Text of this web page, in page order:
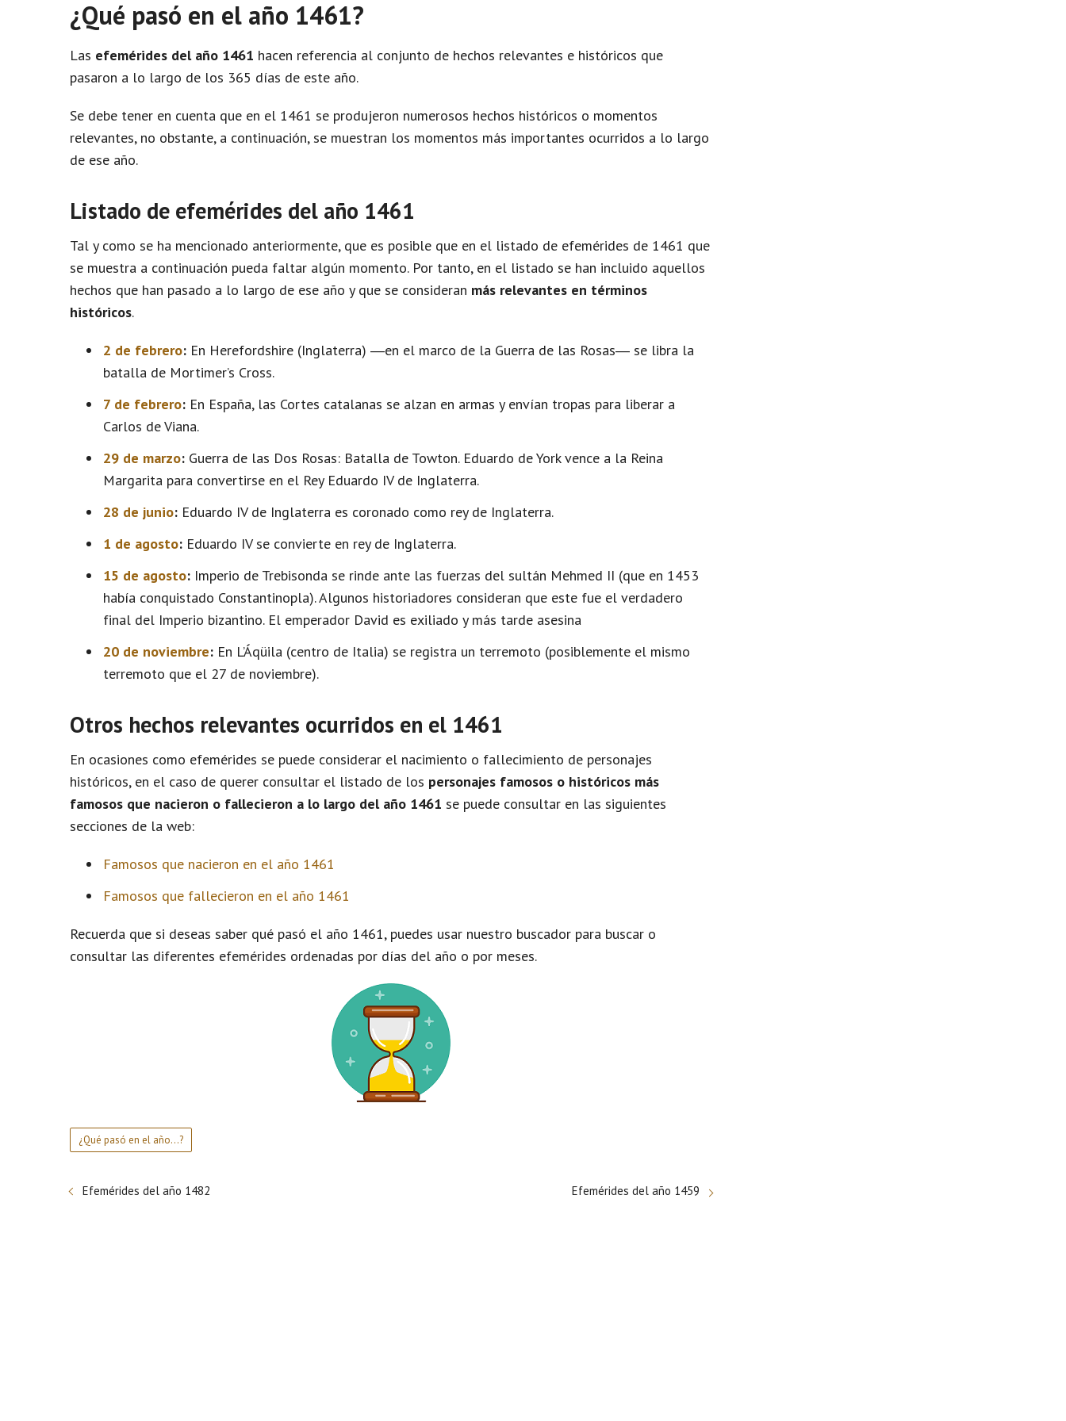
¿Qué pasó en el año 1461?
Las efemérides del año 1461 hacen referencia al conjunto de hechos relevantes e históricos que
pasaron a lo largo de los 365 días de este año.
Se debe tener en cuenta que en el 1461 se produjeron numerosos hechos históricos o momentos
relevantes, no obstante, a continuación, se muestran los momentos más importantes ocurridos a lo largo
de ese año.
Listado de efemérides del año 1461
Tal y como se ha mencionado anteriormente, que es posible que en el listado de efemérides de 1461 que
se muestra a continuación pueda faltar algún momento. Por tanto, en el listado se han incluido aquellos
hechos que han pasado a lo largo de ese año y que se consideran más relevantes en términos
históricos.
2 de febrero: En Herefordshire (Inglaterra) ―en el marco de la Guerra de las Rosas― se libra la
batalla de Mortimer’s Cross.
7 de febrero: En España, las Cortes catalanas se alzan en armas y envían tropas para liberar a
Carlos de Viana.
29 de marzo: Guerra de las Dos Rosas: Batalla de Towton. Eduardo de York vence a la Reina
Margarita para convertirse en el Rey Eduardo IV de Inglaterra.
28 de junio: Eduardo IV de Inglaterra es coronado como rey de Inglaterra.
1 de agosto: Eduardo IV se convierte en rey de Inglaterra.
15 de agosto: Imperio de Trebisonda se rinde ante las fuerzas del sultán Mehmed II (que en 1453
había conquistado Constantinopla). Algunos historiadores consideran que este fue el verdadero
final del Imperio bizantino. El emperador David es exiliado y más tarde asesina
20 de noviembre: En L’Áqüila (centro de Italia) se registra un terremoto (posiblemente el mismo
terremoto que el 27 de noviembre).
Otros hechos relevantes ocurridos en el 1461
En ocasiones como efemérides se puede considerar el nacimiento o fallecimiento de personajes
históricos, en el caso de querer consultar el listado de los personajes famosos o históricos más
famosos que nacieron o fallecieron a lo largo del año 1461 se puede consultar en las siguientes
secciones de la web:
Famosos que nacieron en el año 1461
Famosos que fallecieron en el año 1461
Recuerda que si deseas saber qué pasó el año 1461, puedes usar nuestro buscador para buscar o
consultar las diferentes efemérides ordenadas por días del año o por meses.
¿Qué pasó en el año...?
Efemérides del año 1482 Efemérides del año 1459